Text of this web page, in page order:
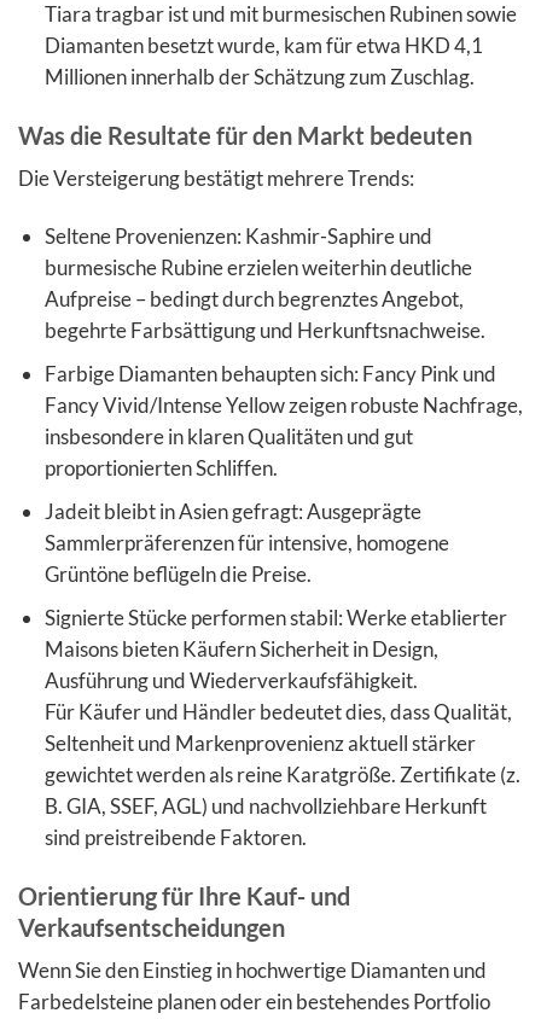
Tiara tragbar ist und mit burmesischen Rubinen sowie
Diamanten besetzt wurde, kam für etwa HKD 4,1
Millionen innerhalb der Schätzung zum Zuschlag.
Was die Resultate für den Markt bedeuten
Die Versteigerung bestätigt mehrere Trends:
Seltene Provenienzen: Kashmir-Saphire und
burmesische Rubine erzielen weiterhin deutliche
Aufpreise – bedingt durch begrenztes Angebot,
begehrte Farbsättigung und Herkunftsnachweise.
Farbige Diamanten behaupten sich: Fancy Pink und
Fancy Vivid/Intense Yellow zeigen robuste Nachfrage,
insbesondere in klaren Qualitäten und gut
proportionierten Schliffen.
Jadeit bleibt in Asien gefragt: Ausgeprägte
Sammlerpräferenzen für intensive, homogene
Grüntöne beflügeln die Preise.
Signierte Stücke performen stabil: Werke etablierter
Maisons bieten Käufern Sicherheit in Design,
Ausführung und Wiederverkaufsfähigkeit.
Für Käufer und Händler bedeutet dies, dass Qualität,
Seltenheit und Markenprovenienz aktuell stärker
gewichtet werden als reine Karatgröße. Zertifikate (z.
B. GIA, SSEF, AGL) und nachvollziehbare Herkunft
sind preistreibende Faktoren.
Orientierung für Ihre Kauf- und
Verkaufsentscheidungen
Wenn Sie den Einstieg in hochwertige Diamanten und
Farbedelsteine planen oder ein bestehendes Portfolio